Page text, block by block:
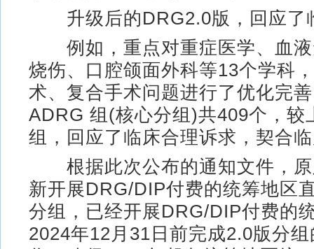
升级后的DRG2.0版，回应了
例如，重点对重症医学、血液
烧伤、口腔颌面外科等13个学科
术、复合手术问题进行了优化完
ADRG 组(核心分组)共409个，较
组，回应了临床合理诉求，契合
根据此次公布的通知文件，原
新开展DRG/DIP付费的统筹地区
分组，已经开展DRG/DIP付费的
2024年12月31日前完成2.0版分